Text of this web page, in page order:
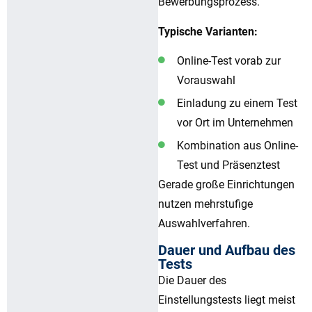
Typische Varianten:
Online-Test vorab zur
Vorauswahl
Einladung zu einem Test
vor Ort im Unternehmen
Kombination aus Online-
Test und Präsenztest
Gerade große Einrichtungen
nutzen mehrstufige
Auswahlverfahren.
Dauer und Aufbau des
Tests
Die Dauer des
Einstellungstests liegt meist